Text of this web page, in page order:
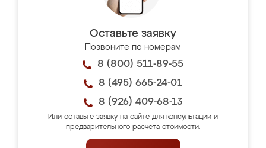
Оставьте заявку
Позвоните по номерам
8 (800) 511-89-55
8 (495) 665-24-01
8 (926) 409-68-13
Или оставьте заявку на сайте для консультации и
предварительного расчёта стоимости.